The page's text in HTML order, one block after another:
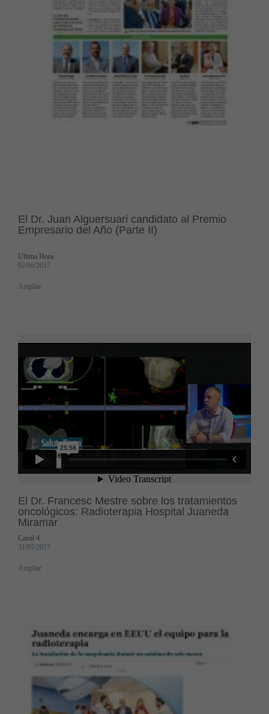
El Dr. Juan Alguersuari candidato al Premio
Empresario del Año (Parte II)
Ultima Hora
02/06/2017
Ampliar
El Dr. Francesc Mestre sobre los tratamientos
oncológicos: Radioterapia Hospital Juaneda
Miramar
Canal 4
31/05/2017
Ampliar